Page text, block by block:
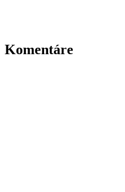
Komentáre